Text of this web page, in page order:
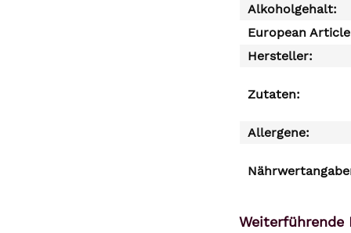
Alkoholgehalt:
European
Hersteller:
Zutaten:
Allergene:
Weiterführende